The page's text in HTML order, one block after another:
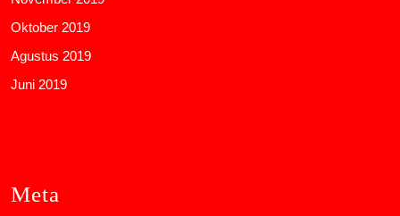
Oktober 2019
Agustus 2019
Juni 2019
Meta